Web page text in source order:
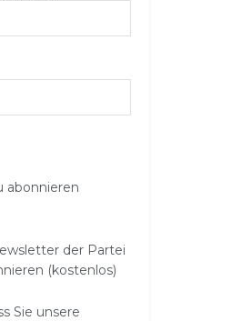
abonnieren
der Partei
(kostenlos)
Sie unsere